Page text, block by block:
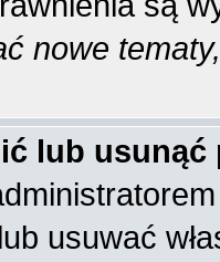
nowe
lub usunąć
usuwać